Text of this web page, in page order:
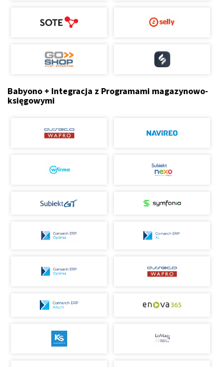
Babyono + Integracja z Programami magazynowo-
księgowymi